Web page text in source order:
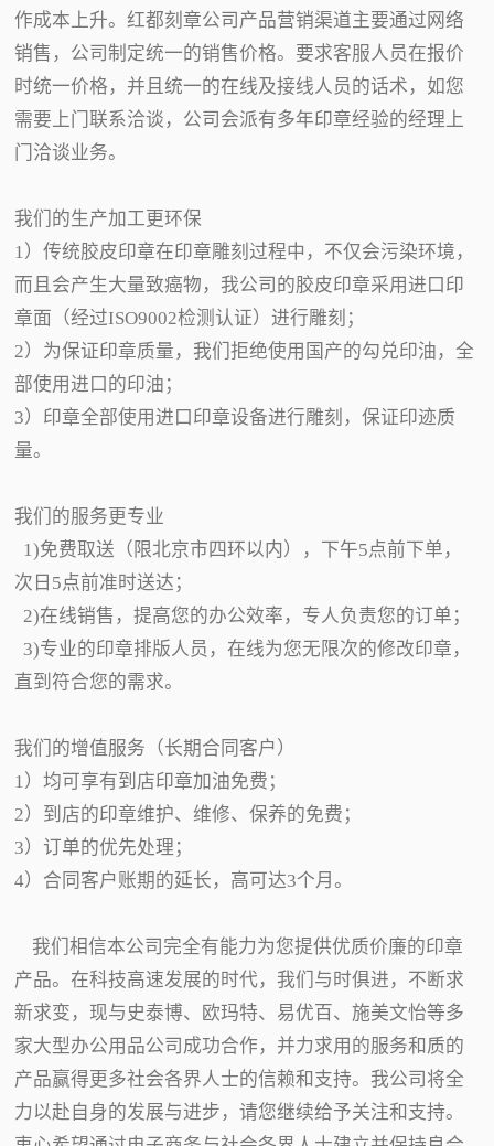
作成本上升。红都刻章公司产品营销渠道主要通过网络
销售，公司制定统一的销售价格。要求客服人员在报价
时统一价格，并且统一的在线及接线人员的话术，如您
需要上门联系洽谈，公司会派有多年印章经验的经理上
门洽谈业务。
我们的生产加工更环保
1）传统胶皮印章在印章雕刻过程中，不仅会污染环境，
而且会产生大量致癌物，我公司的胶皮印章采用进口印
章面（经过ISO9002检测认证）进行雕刻；
2）为保证印章质量，我们拒绝使用国产的勾兑印油，全
部使用进口的印油；
3）印章全部使用进口印章设备进行雕刻，保证印迹质
量。
我们的服务更专业
1)免费取送（限北京市四环以内），下午5点前下单，
次日5点前准时送达；
2)在线销售，提高您的办公效率，专人负责您的订单；
3)专业的印章排版人员，在线为您无限次的修改印章，
直到符合您的需求。
我们的增值服务（长期合同客户）
1）均可享有到店印章加油免费；
2）到店的印章维护、维修、保养的免费；
3）订单的优先处理；
4）合同客户账期的延长，高可达3个月。
我们相信本公司完全有能力为您提供优质价廉的印章
产品。在科技高速发展的时代，我们与时俱进，不断求
新求变，现与史泰博、欧玛特、易优百、施美文怡等多
家大型办公用品公司成功合作，并力求用的服务和质的
产品赢得更多社会各界人士的信赖和支持。我公司将全
力以赴自身的发展与进步，请您继续给予关注和支持。